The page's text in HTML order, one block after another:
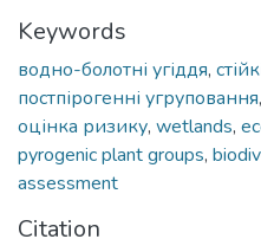
Keywords
водно-болотні угіддя,
постпірогенні угруповання,
оцінка ризику, wetlands,
pyrogenic plant groups,
assessment
Citation